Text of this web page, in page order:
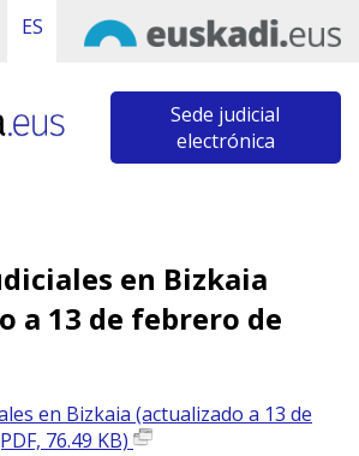
ES
Sede judicial
electrónica
en Bizkaia
a 13 de febrero de
en Bizkaia (actualizado a 13 de
76.49 KB)